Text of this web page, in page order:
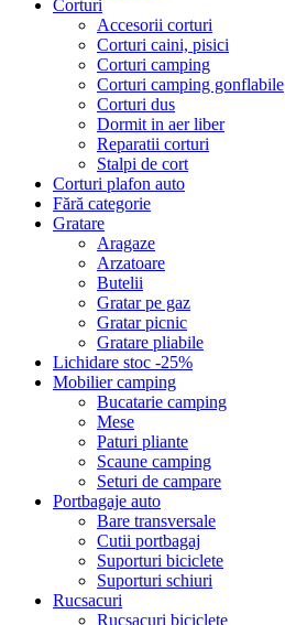
Corturi
Accesorii corturi
Corturi caini, pisici
Corturi camping
Corturi camping gonflabile
Corturi dus
Dormit in aer liber
Reparatii corturi
Stalpi de cort
Corturi plafon auto
Fără categorie
Gratare
Aragaze
Arzatoare
Butelii
Gratar pe gaz
Gratar picnic
Gratare pliabile
Lichidare stoc -25%
Mobilier camping
Bucatarie camping
Mese
Paturi pliante
Scaune camping
Seturi de campare
Portbagaje auto
Bare transversale
Cutii portbagaj
Suporturi biciclete
Suporturi schiuri
Rucsacuri
Rucsacuri biciclete